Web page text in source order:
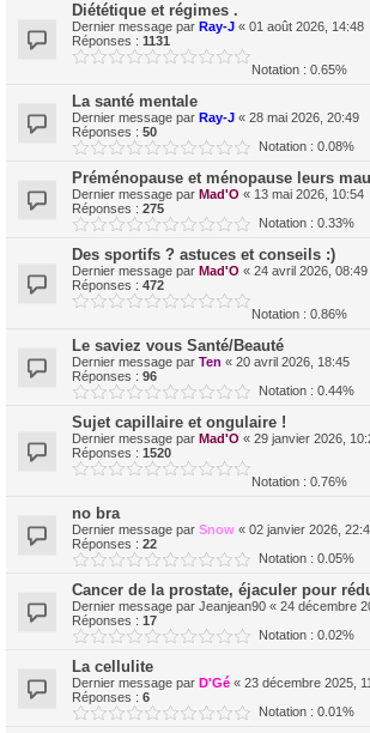
Diététique et régimes .
Dernier message par Ray-J « 01 août 2026, 14:48
Réponses : 1131
Notation : 0.65%
La santé mentale
Dernier message par Ray-J « 28 mai 2026, 20:49
Réponses : 50
Notation : 0.08%
Préménopause et ménopause leurs
Dernier message par Mad'O « 13 mai 2026, 10:54
Réponses : 275
Notation : 0.33%
Des sportifs ? astuces et conseils :)
Dernier message par Mad'O « 24 avril 2026, 08:49
Réponses : 472
Notation : 0.86%
Le saviez vous Santé/Beauté
Dernier message par Ten « 20 avril 2026, 18:45
Réponses : 96
Notation : 0.44%
Sujet capillaire et ongulaire !
Dernier message par Mad'O « 29 janvier 2026,
Réponses : 1520
Notation : 0.76%
no bra
Dernier message par Snow « 02 janvier 2026,
Réponses : 22
Notation : 0.05%
Cancer de la prostate, éjaculer pour
Dernier message par Jeanjean90 « 24 décembre
Réponses : 17
Notation : 0.02%
La cellulite
Dernier message par D'Gé « 23 décembre 2025,
Réponses : 6
Notation : 0.01%